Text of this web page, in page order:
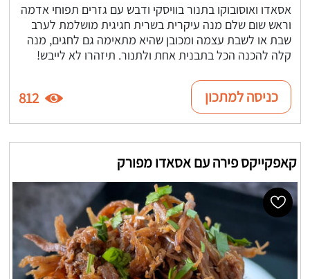
אסאדו ואוסובוקו בתנור בוויסקי ודבש עם גזרים תפוחי אדמה
וראש שום שלם מנה עיקרית בשרית חגיגית מושלמת לערב
שבת או לשבת עצמה ומכובן שהיא מתאימה גם לחגים, מנה
קלה להכנה הכל בתבנית אחת ולתנור. תיזהרו לא לייבש!
כניסה למתכון 812
קאפקייקס פירה עם אסאדו מפורק